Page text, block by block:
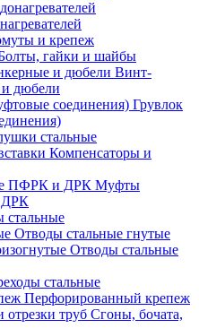
и крепеж
гайки и шайбы
Винт-
дюбели
Грувлок
стальные
Компенсаторы и
Муфты
ДРК
стальные
Отводы стальные гнутые
Отводы стальные
стальные
Перфорированный крепеж
Сгоны, бочата,